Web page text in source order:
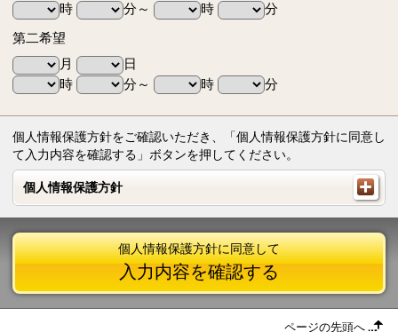
時
分～ 時
分
第二希望
月
日
時
分～ 時 分
個人情報保護方針をご確認いただき、「個人情報保護方針に同意し
て入力内容を確認する」ボタンを押してください。
個人情報保護方針
個人情報保護方針
個人情報保護方針に同意して
入力内容を確認する
ページの先頭へ